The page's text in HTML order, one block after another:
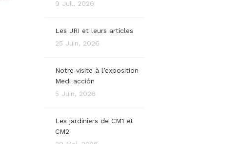
9 Juil, 2026
Les JRI et leurs articles
25 Juin, 2026
Notre visite à l’exposition
Medi acción
5 Juin, 2026
Les jardiniers de CM1 et
CM2